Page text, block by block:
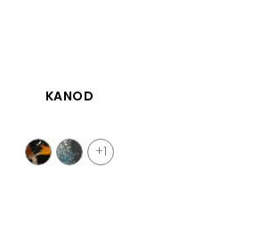
APERÇU RAPIDE
KANOD
+1